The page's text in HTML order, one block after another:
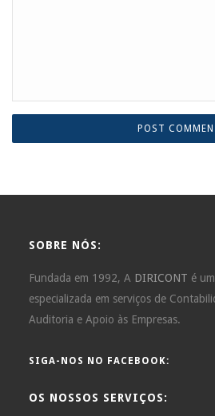
SOBRE NÓS:
Fundada em 1992, A DIRICONT é
especializada em serviços de
Auditoria e Apoio às Empresas.
SIGA-NOS NO FACEBOOK:
OS NOSSOS SERVIÇOS: